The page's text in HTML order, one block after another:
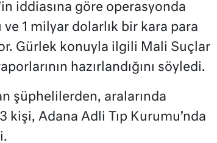
iddiasına göre operasyonda
1 milyar dolarlık bir kara para
Gürlek konuyla ilgili Mali Suçlar
hazırlandığını söyledi.
şüphelilerden, aralarında
kişi, Adana Adli Tıp Kurumu’nda